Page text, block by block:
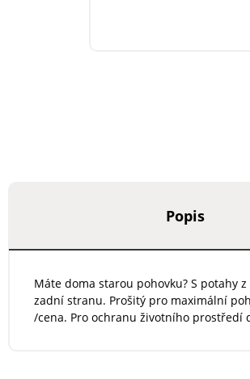
Popis
Máte doma starou pohovku? S potahy
zadní stranu. Prošitý pro maximální
/cena. Pro ochranu životního prostředí